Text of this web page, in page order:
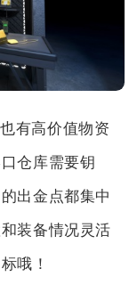
有高价值物资
仓库需要钥
出金点都集中
装备情况灵活
哦！